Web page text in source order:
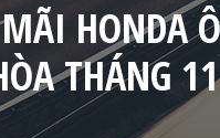
HONDA
THÁNG